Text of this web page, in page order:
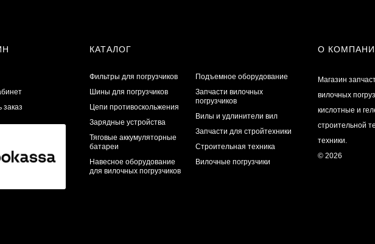
КАТАЛОГ
Фильтры для погрузчиков
Шины для погрузчиков
Цепи противоскольжения
Зарядные устройства
Тяговые аккумуляторные
батареи
Навесное оборудование
для вилочных погрузчиков
Подъемное оборудование
Запчасти вилочных
погрузчиков
Вилы и удлинители вил
Запчасти для стройтехники
Строительная техника
Вилочные погрузчики
О
Магазин
вилочных
кислотные и
строительной
техники.
© 2026